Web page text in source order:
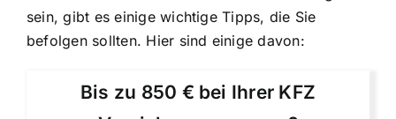
sein, gibt es einige wichtige Tipps, die Sie
befolgen sollten. Hier sind einige davon:
Bis zu 850 € bei Ihrer KFZ